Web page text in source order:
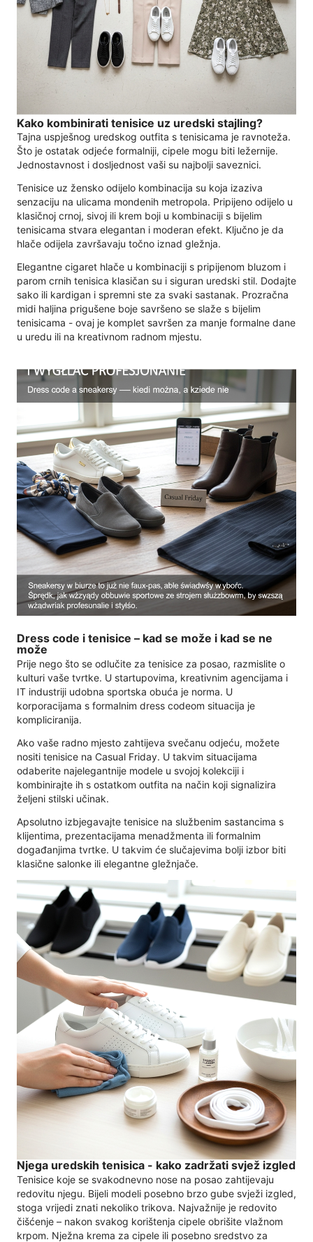
Kako kombinirati tenisice uz uredski stajling?
Tajna uspješnog uredskog outfita s tenisicama je ravnoteža.
Što je ostatak odjeće formalniji, cipele mogu biti ležernije.
Jednostavnost i dosljednost vaši su najbolji saveznici.
Tenisice uz žensko odijelo kombinacija su koja izaziva
senzaciju na ulicama mondenih metropola. Pripijeno odijelo u
klasičnoj crnoj, sivoj ili krem ​​boji u kombinaciji s bijelim
tenisicama stvara elegantan i moderan efekt. Ključno je da
hlače odijela završavaju točno iznad gležnja.
Elegantne cigaret hlače u kombinaciji s pripijenom bluzom i
parom crnih tenisica klasičan su i siguran uredski stil. Dodajte
sako ili kardigan i spremni ste za svaki sastanak. Prozračna
midi haljina prigušene boje savršeno se slaže s bijelim
tenisicama - ovaj je komplet savršen za manje formalne dane
u uredu ili na kreativnom radnom mjestu.
Dress code i tenisice – kad se može i kad se ne
može
Prije nego što se odlučite za tenisice za posao, razmislite o
kulturi vaše tvrtke. U startupovima, kreativnim agencijama i
IT industriji udobna sportska obuća je norma. U
korporacijama s formalnim dress codeom situacija je
kompliciranija.
Ako vaše radno mjesto zahtijeva svečanu odjeću, možete
nositi tenisice na Casual Friday. U takvim situacijama
odaberite najelegantnije modele u svojoj kolekciji i
kombinirajte ih s ostatkom outfita na način koji signalizira
željeni stilski učinak.
Apsolutno izbjegavajte tenisice na službenim sastancima s
klijentima, prezentacijama menadžmenta ili formalnim
događanjima tvrtke. U takvim će slučajevima bolji izbor biti
klasične salonke ili elegantne gležnjače.
Njega uredskih tenisica - kako zadržati svjež izgled
Tenisice koje se svakodnevno nose na posao zahtijevaju
redovitu njegu. Bijeli modeli posebno brzo gube svježi izgled,
stoga vrijedi znati nekoliko trikova. Najvažnije je redovito
čišćenje – nakon svakog korištenja cipele obrišite vlažnom
krpom. Nježna krema za cipele ili posebno sredstvo za